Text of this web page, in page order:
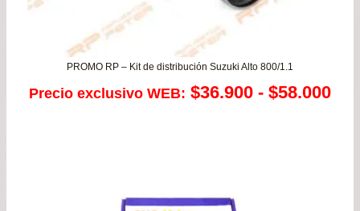
PROMO RP – Kit de distribución Suzuki Alto 800/1.1
Precio exclusivo WEB: $36.900 - $58.000